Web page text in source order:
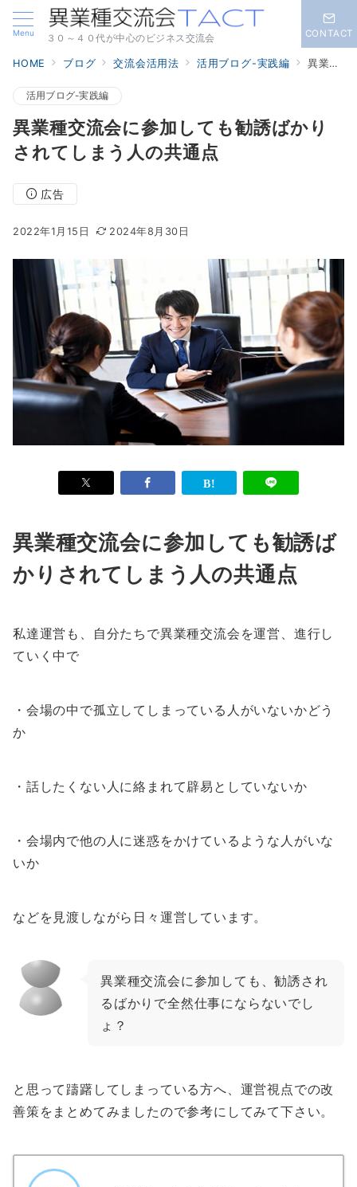
Menu
３０～４０代が中心のビジネス交流会 CONTACT
HOME ブログ 交流会活用法 活用ブログ-実践編 異業種交流会に参加しても勧誘ばかりされてしまう人の共通点
活用ブログ-実践編
異業種交流会に参加しても勧誘ばかり
されてしまう人の共通点
広告
2022年1月15日 2024年8月30日
異業種交流会に参加しても勧誘ば
かりされてしまう人の共通点
私達運営も、自分たちで異業種交流会を運営、進行し
ていく中で
・会場の中で孤立してしまっている人がいないかどう
か
・話したくない人に絡まれて辟易としていないか
・会場内で他の人に迷惑をかけているような人がいな
いか
などを見渡しながら日々運営しています。
異業種交流会に参加しても、勧誘され
るばかりで全然仕事にならないでし
ょ？
と思って躊躇してしまっている方へ、運営視点での改
善策をまとめてみましたので参考にしてみて下さい。